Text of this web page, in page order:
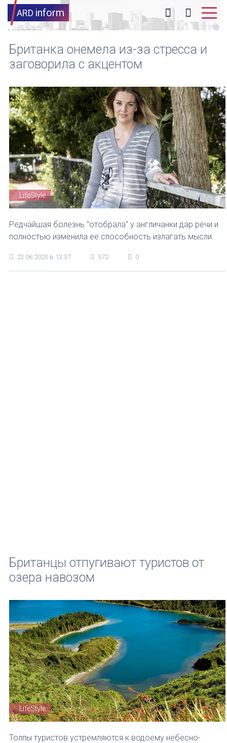
ARD inform
Британка онемела из-за стресса и
заговорила с акцентом
LifeStyle
Редчайшая болезнь "отобрала" у англичанки дар речи и
полностью изменила ее способность излагать мысли.
23.06.2020 в 13:37 572 0
Британцы отпугивают туристов от
озера навозом
LifeStyle
Толпы туристов устремляются к водоему небесно-